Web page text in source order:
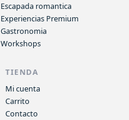
Escapada romantica
Experiencias Premium
Gastronomia
Workshops
TIENDA
Mi cuenta
Carrito
Contacto